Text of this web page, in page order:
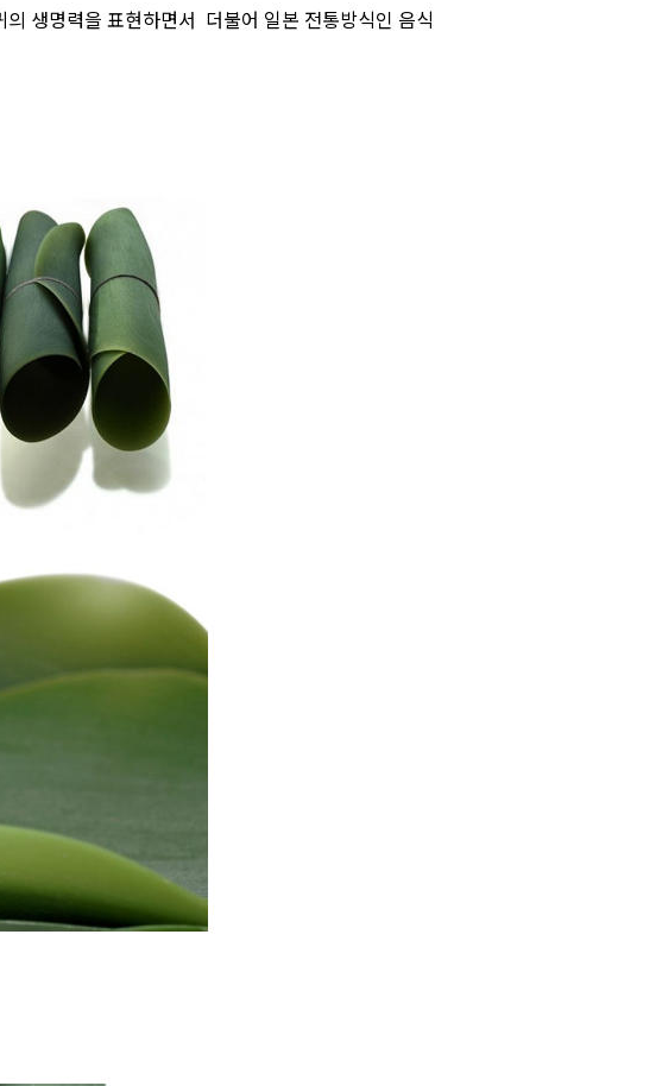
생명력을 표현하면서 더불어 일본 전통방식인 음식